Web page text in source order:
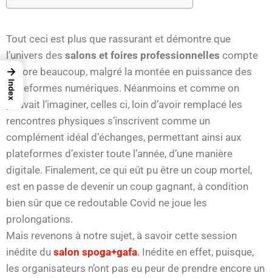
Tout ceci est plus que rassurant et démontre que
l’univers des salons et foires professionnelles compte
encore beaucoup, malgré la montée en puissance des
plateformes numériques. Néanmoins et comme on
pouvait l’imaginer, celles ci, loin d’avoir remplacé les
rencontres physiques s’inscrivent comme un
complément idéal d’échanges, permettant ainsi aux
plateformes d’exister toute l’année, d’une manière
digitale. Finalement, ce qui eût pu être un coup mortel,
est en passe de devenir un coup gagnant, à condition
bien sûr que ce redoutable Covid ne joue les
prolongations.
Mais revenons à notre sujet, à savoir cette session
inédite du salon spoga+gafa. Inédite en effet, puisque,
les organisateurs n’ont pas eu peur de prendre encore un
→
Index